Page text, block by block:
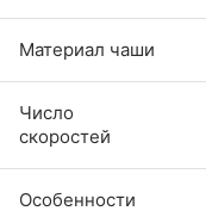
Материал чаши
Число
скоростей
Особенности